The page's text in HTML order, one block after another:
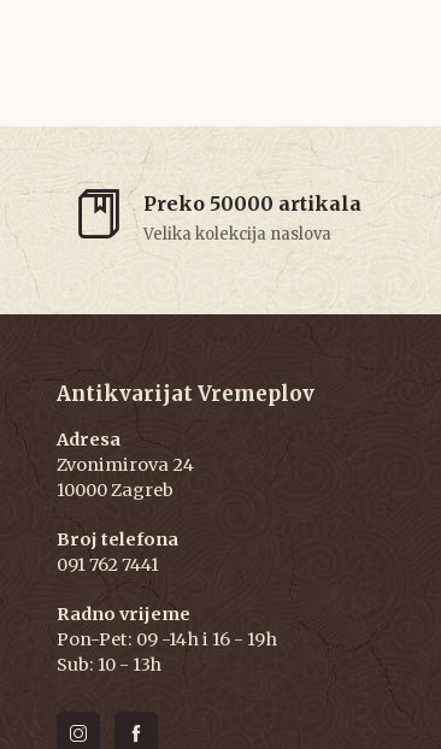
Preko 50000 artikala
Velika kolekcija naslova
Antikvarijat Vremeplov
Adresa
Zvonimirova 24
10000 Zagreb
Broj telefona
091 762 7441
Radno vrijeme
Pon-Pet: 09 -14h i 16 - 19h
Sub: 10 - 13h